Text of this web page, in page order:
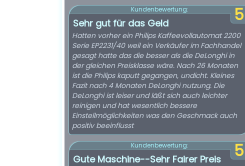
5
Kundenbewertung:
Sehr gut für das Geld
Hatten vorher ein Philips Kaffeevollautomat 2200
Serie EP2231/40 weil ein Verkäufer im Fachhandel
gesagt hatte das die besser als die DeLonghi in
der gleichen Preisklasse wäre. Nach 26 Monaten
ist die Philips kaputt gegangen, undicht. Kleines
Fazit nach 4 Monaten DeLonghi nutzung. Die
DeLonghi ist leiser und läßt sich auch leichter
reinigen und hat wesentlich bessere
Einstellmöglichkeiten was den Geschmack auch
positiv beeinflusst
5
Kundenbewertung:
Gute Maschine--Sehr Fairer Preis